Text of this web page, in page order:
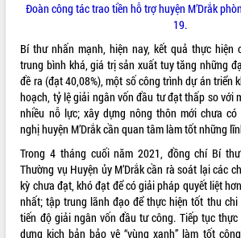
UBND tỉnh họp báo định kỳ tháng 4
Hội thảo khoa học “Giải pháp thúc đẩy
phát triển nền kinh tế xanh tại tỉnh
Đắk Lắk”
Tăng cường giám sát, đôn đốc thực
hiện nhiệm vụ quản lý tài sản công
hàng tuần
Tháo gỡ những vướng mắc, đẩy mạnh
công tác cải cách thủ tục hành chính
tại Trung tâm Phục vụ hành chính
công tỉnh
Đắk Lắk: Tôn vinh 46 giải pháp tại Hội
Đoàn công tác trao tiền hỗ trợ huyện M’Drắk
19.
Bí thư nhấn mạnh, hiện nay, kết quả thực hiện
trung bình khá, giá trị sản xuất tuy tăng những
đề ra (đạt 40,08%), một số công trình dự án triển
hoạch, tỷ lệ giải ngân vốn đầu tư đạt thấp so với
nhiều nỗ lực; xây dựng nông thôn mới chưa có
nghị huyện M’Drắk cần quan tâm làm tốt những
Trong 4 tháng cuối năm 2021, đồng chí Bí
Thường vụ Huyện ủy M’Drắk cần rà soát lại các
kỳ chưa đạt, khó đạt để có giải pháp quyết liệt
nhất; tập trung lãnh đạo để thực hiện tốt thu chi
tiến độ giải ngân vốn đầu tư công. Tiếp tục thực
dựng kịch bản bảo vệ “vùng xanh” làm tốt